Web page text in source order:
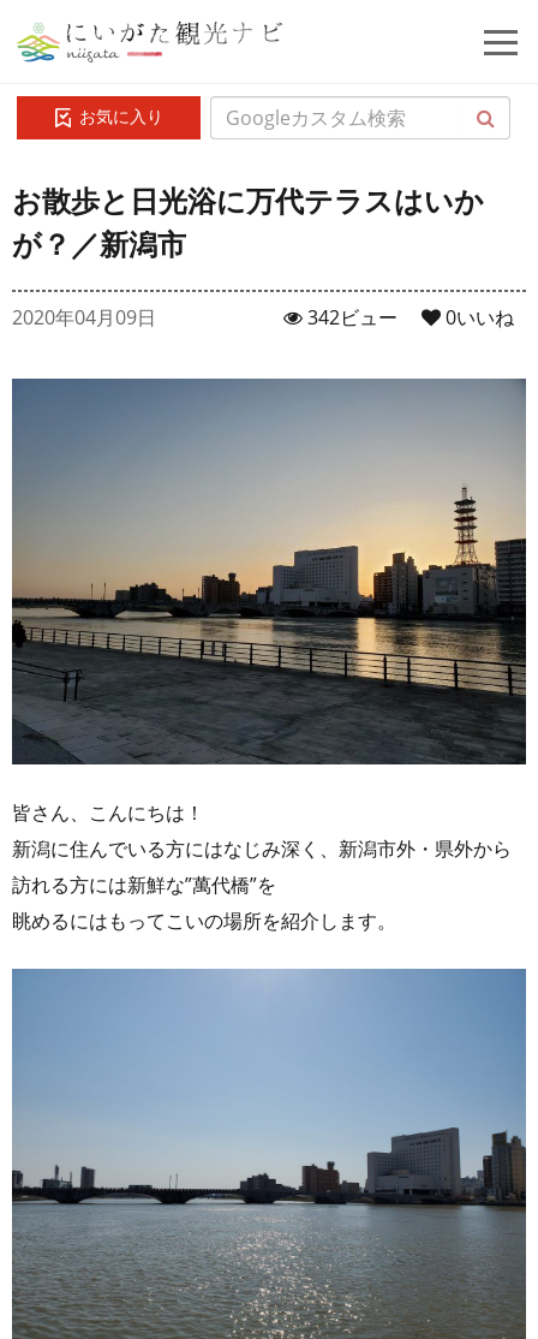
お気に入り
お散歩と日光浴に万代テラスはいか
が？／新潟市
2020年04月09日 0いいね
342ビュー
皆さん、こんにちは！
新潟に住んでいる方にはなじみ深く、新潟市外・県外から
訪れる方には新鮮な”萬代橋”を
眺めるにはもってこいの場所を紹介します。